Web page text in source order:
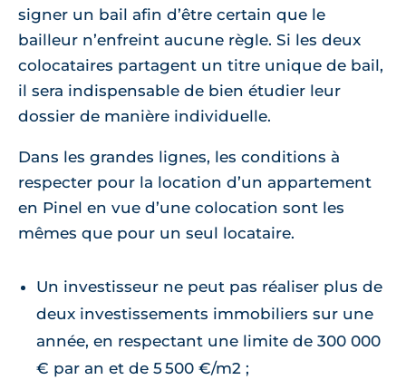
signer un bail afin d’être certain que le
bailleur n’enfreint aucune règle. Si les deux
colocataires partagent un titre unique de bail,
il sera indispensable de bien étudier leur
dossier de manière individuelle.
Dans les grandes lignes, les conditions à
respecter pour la location d’un appartement
en Pinel en vue d’une colocation sont les
mêmes que pour un seul locataire.
Un investisseur ne peut pas réaliser plus de
deux investissements immobiliers sur une
année, en respectant une limite de 300 000
€ par an et de 5 500 €/m2 ;